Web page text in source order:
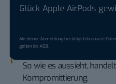
Glück Apple AirPods
Mit deiner Anmeldung bestätigst du unsere
gelten dieAGB.
So wie es aussieht,
Kompromittierung.